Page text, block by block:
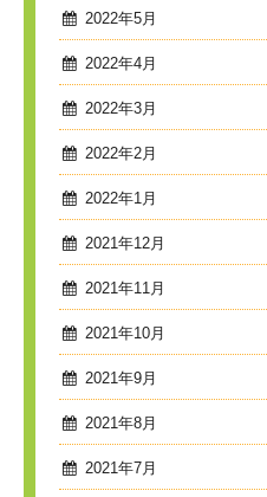
2022年5月
2022年4月
2022年3月
2022年2月
2022年1月
2021年12月
2021年11月
2021年10月
2021年9月
2021年8月
2021年7月